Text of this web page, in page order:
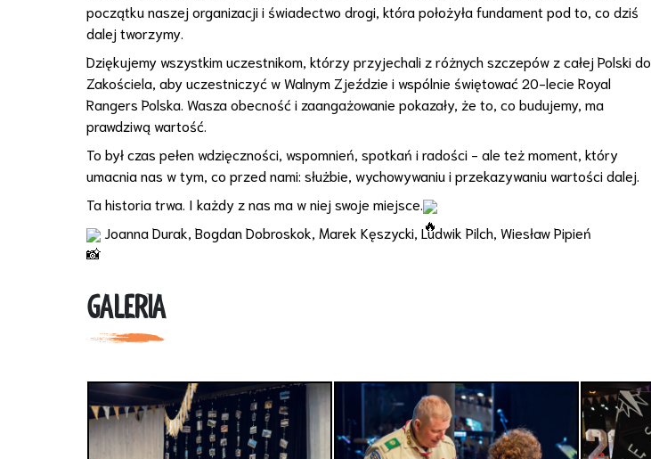
początku naszej organizacji i świadectwo drogi, która położyła fundament pod to, co dziś
dalej tworzymy.
Dziękujemy wszystkim uczestnikom, którzy przyjechali z różnych szczepów z całej Polski do
Zakościela, aby uczestniczyć w Walnym Zjeździe i wspólnie świętować 20-lecie Royal
Rangers Polska. Wasza obecność i zaangażowanie pokazały, że to, co budujemy, ma
prawdziwą wartość.
To był czas pełen wdzięczności, wspomnień, spotkań i radości - ale też moment, który
umacnia nas w tym, co przed nami: służbie, wychowywaniu i przekazywaniu wartości dalej.
Ta historia trwa. I każdy z nas ma w niej swoje miejsce.
Joanna Durak, Bogdan Dobroskok, Marek Kęszycki, Ludwik Pilch, Wiesław Pipień
GALERIA